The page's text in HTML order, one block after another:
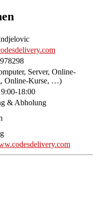
Server, Online-
Online-Kurse, …)
18:00
& Abholung